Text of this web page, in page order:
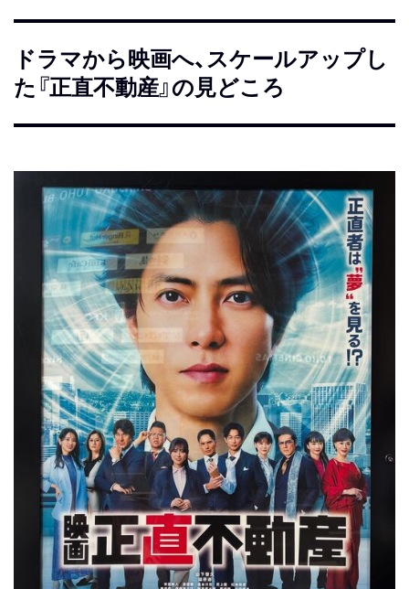
ドラマから映画へ、スケールアップし
た『正直不動産』の見どころ